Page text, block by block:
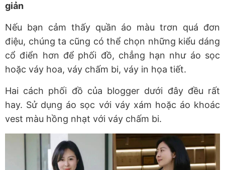
giản
Nếu bạn cảm thấy quần áo màu trơn quá đơn
điệu, chúng ta cũng có thể chọn những kiểu dáng
cổ điển hơn để phối đồ, chẳng hạn như áo sọc
hoặc váy hoa, váy chấm bi, váy in họa tiết.
Hai cách phối đồ của blogger dưới đây đều rất
hay. Sử dụng áo sọc với váy xám hoặc áo khoác
vest màu hồng nhạt với váy chấm bi.